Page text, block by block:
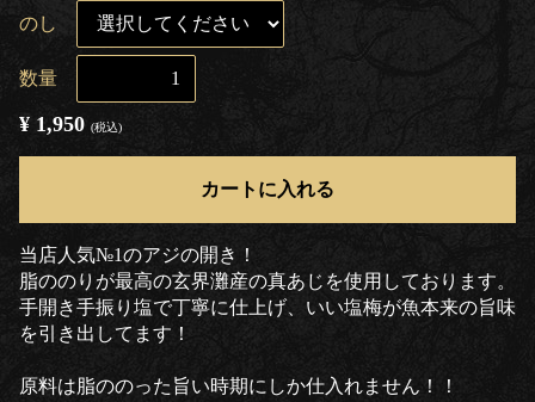
のし
数量
¥ 1,950 (税込)
カートに入れる
当店人気№1のアジの開き！
脂ののりが最高の玄界灘産の真あじを使用しております。
手開き手振り塩で丁寧に仕上げ、いい塩梅が魚本来の旨味
を引き出してます！
原料は脂ののった旨い時期にしか仕入れません！！